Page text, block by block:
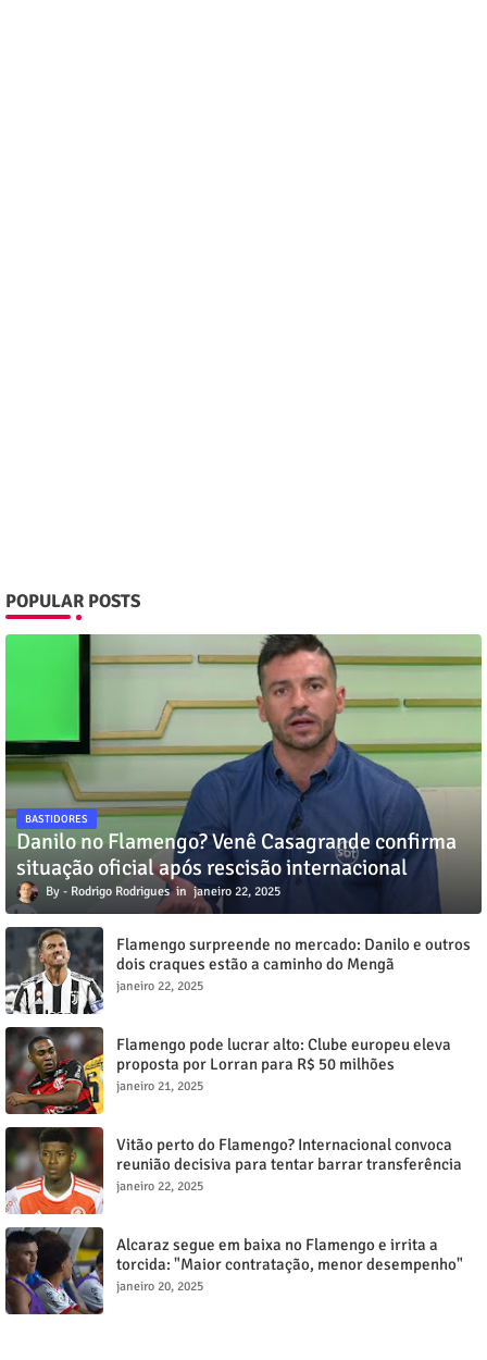
POPULAR POSTS
BASTIDORES
Danilo no Flamengo? Venê Casagrande confirma
situação oficial após rescisão internacional
Rodrigo Rodrigues janeiro 22, 2025
Flamengo surpreende no mercado: Danilo e outros
dois craques estão a caminho do Mengã
janeiro 22, 2025
Flamengo pode lucrar alto: Clube europeu eleva
proposta por Lorran para R$ 50 milhões
janeiro 21, 2025
Vitão perto do Flamengo? Internacional convoca
reunião decisiva para tentar barrar transferência
milionária
janeiro 22, 2025
Alcaraz segue em baixa no Flamengo e irrita a
torcida: "Maior contratação, menor desempenho"
janeiro 20, 2025